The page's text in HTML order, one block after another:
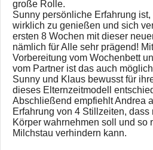
große Rolle.
Sunny persönliche Erfahrung
wirklich zu genießen und sich
ersten 8 Wochen mit dieser
nämlich für Alle sehr prägend!
Vorbereitung vom Wochenbett
vom Partner ist das auch
Sunny und Klaus bewusst für
dieses Elternzeitmodell
Abschließend empfiehlt Andrea
Erfahrung von 4 Stillzeiten,
Körper wahrnehmen soll und so
Milchstau verhindern kann.